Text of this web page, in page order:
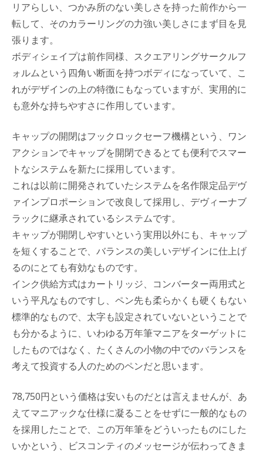
リアらしい、つかみ所のない美しさを持った前作から一
転して、そのカラーリングの力強い美しさにまず目を見
張ります。
ボディシェイプは前作同様、スクエアリングサークルフ
ォルムという四角い断面を持つボディになっていて、こ
れがデザインの上の特徴にもなっていますが、実用的に
も意外な持ちやすさに作用しています。
キャップの開閉はフックロックセーフ機構という、ワン
アクションでキャップを開閉できるとても便利でスマー
トなシステムを新たに採用しています。
これは以前に開発されていたシステムを名作限定品デヴ
ァインプロポーションで改良して採用し、デヴィーナブ
ラックに継承されているシステムです。
キャップが開閉しやすいという実用以外にも、キャップ
を短くすることで、バランスの美しいデザインに仕上げ
るのにとても有効なものです。
インク供給方式はカートリッジ、コンバーター両用式と
いう平凡なものですし、ペン先も柔らかくも硬くもない
標準的なもので、太字も設定されていないということで
も分かるように、いわゆる万年筆マニアをターゲットに
したものではなく、たくさんの小物の中でのバランスを
考えて投資する人のためのペンだと思います。
78,750円という価格は安いものだとは言えませんが、あ
えてマニアックな仕様に凝ることをせずに一般的なもの
を採用したことで、この万年筆をどういったものにした
いかという、ビスコンティのメッセージが伝わってきま